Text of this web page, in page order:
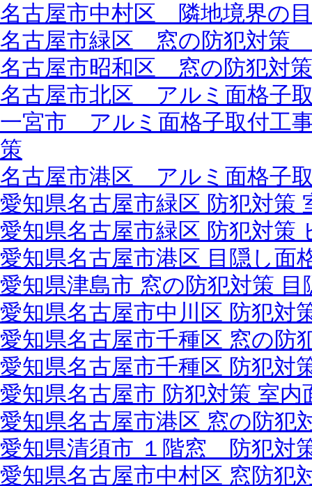
名古屋市中村区 隣地境界の
名古屋市緑区 窓の防犯対策
名古屋市昭和区 窓の防犯対
名古屋市北区 アルミ面格子
一宮市 アルミ面格子取付工
策
名古屋市港区 アルミ面格子
愛知県名古屋市緑区 防犯対策
愛知県名古屋市緑区 防犯対策
愛知県名古屋市港区 目隠し面
愛知県津島市 窓の防犯対策
愛知県名古屋市中川区 防犯対
愛知県名古屋市千種区 窓の防
愛知県名古屋市千種区 防犯対
愛知県名古屋市 防犯対策 室内
愛知県名古屋市港区 窓の防犯
愛知県清須市 １階窓 防犯対
愛知県名古屋市中村区 窓防犯